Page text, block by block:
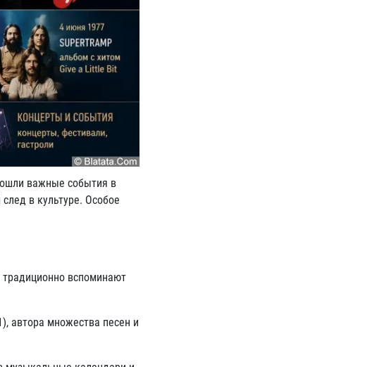
важные события в
в культуре. Особое
вспоминают
автора множества песен и